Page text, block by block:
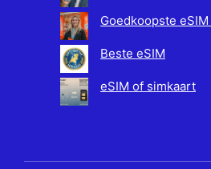
Goedkoopste
Beste eSIM
eSIM of simkaart